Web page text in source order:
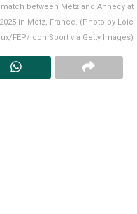
between Metz and Annecy at
in Metz, France. (Photo by Loic
FEP/Icon Sport via Getty Images)